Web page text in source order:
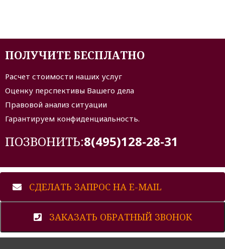
ПОЛУЧИТЕ БЕСПЛАТНО
Расчет стоимости наших услуг
Оценку перспективы Вашего дела
Правовой анализ ситуации
Гарантируем конфиденциальность.
ПОЗВОНИТЬ:8(495)128-28-31
СДЕЛАТЬ ЗАПРОС НА E-MAIL
ЗАКАЗАТЬ ОБРАТНЫЙ ЗВОНОК